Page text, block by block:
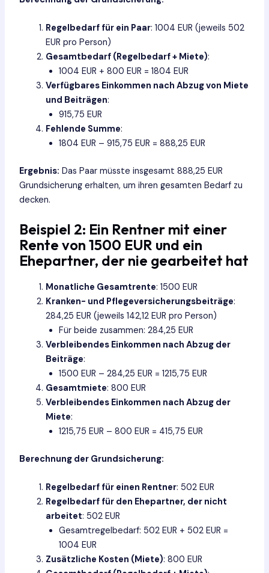
Regelbedarf für ein Paar: 1004 EUR (jeweils 502
EUR pro Person)
Gesamtbedarf (Regelbedarf + Miete):
1004 EUR + 800 EUR = 1804 EUR
Verfügbares Einkommen nach Abzug von Miete
und Beiträgen:
915,75 EUR
Fehlende Summe:
1804 EUR – 915,75 EUR = 888,25 EUR
Ergebnis: Das Paar müsste insgesamt 888,25 EUR
Grundsicherung erhalten, um ihren gesamten Bedarf zu
decken.
Beispiel 2: Ein Rentner mit einer
Rente von 1500 EUR und ein
Ehepartner, der nie gearbeitet hat
Monatliche Gesamtrente: 1500 EUR
Kranken- und Pflegeversicherungsbeiträge:
284,25 EUR (jeweils 142,12 EUR pro Person)
Für beide zusammen: 284,25 EUR
Verbleibendes Einkommen nach Abzug der
Beiträge:
1500 EUR – 284,25 EUR = 1215,75 EUR
Gesamtmiete: 800 EUR
Verbleibendes Einkommen nach Abzug der
Miete:
1215,75 EUR – 800 EUR = 415,75 EUR
Berechnung der Grundsicherung:
Regelbedarf für einen Rentner: 502 EUR
Regelbedarf für den Ehepartner, der nicht
arbeitet: 502 EUR
Gesamtregelbedarf: 502 EUR + 502 EUR =
1004 EUR
Zusätzliche Kosten (Miete): 800 EUR